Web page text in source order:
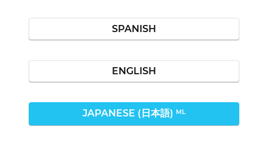
SPANISH
ENGLISH
JAPANESE (日本語) ML